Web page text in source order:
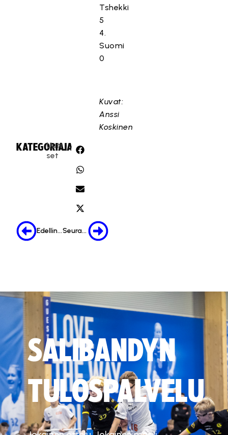
Tshekki
5
4.
Suomi
0
Kuvat:
Anssi
Koskinen
KATEGORIA:
Uuti
set
JAA:
Edellinen Seuraava
SALIBANDYN
TULOSPALVELU